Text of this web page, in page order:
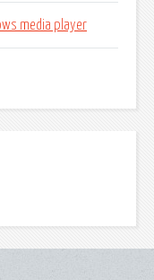
media player